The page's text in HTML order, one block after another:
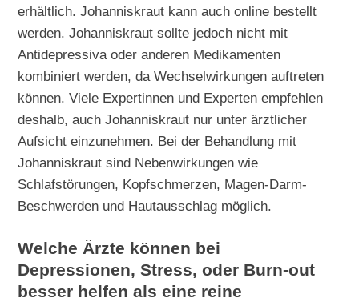
erhältlich. Johanniskraut kann auch online bestellt
werden. Johanniskraut sollte jedoch nicht mit
Antidepressiva oder anderen Medikamenten
kombiniert werden, da Wechselwirkungen auftreten
können. Viele Expertinnen und Experten empfehlen
deshalb, auch Johanniskraut nur unter ärztlicher
Aufsicht einzunehmen. Bei der Behandlung mit
Johanniskraut sind Nebenwirkungen wie
Schlafstörungen, Kopfschmerzen, Magen-Darm-
Beschwerden und Hautausschlag möglich.
Welche Ärzte können bei
Depressionen, Stress, oder Burn-out
besser helfen als eine reine